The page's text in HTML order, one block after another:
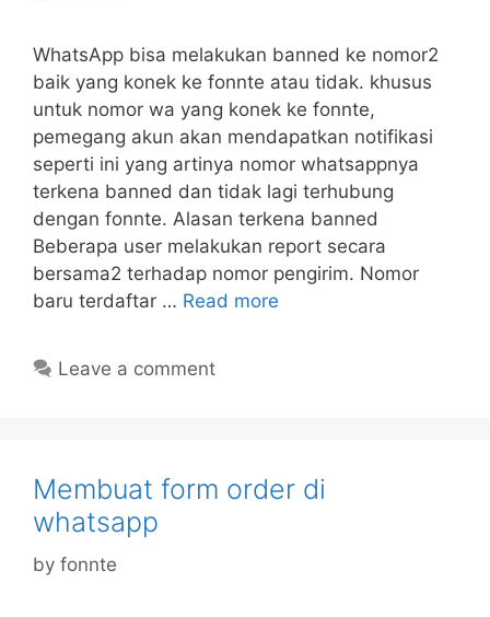
WhatsApp bisa melakukan banned ke nomor2
baik yang konek ke fonnte atau tidak. khusus
untuk nomor wa yang konek ke fonnte,
pemegang akun akan mendapatkan notifikasi
seperti ini yang artinya nomor whatsappnya
terkena banned dan tidak lagi terhubung
dengan fonnte. Alasan terkena banned
Beberapa user melakukan report secara
bersama2 terhadap nomor pengirim. Nomor
baru terdaftar … Read more
Leave a comment
Membuat form order di
whatsapp
by fonnte